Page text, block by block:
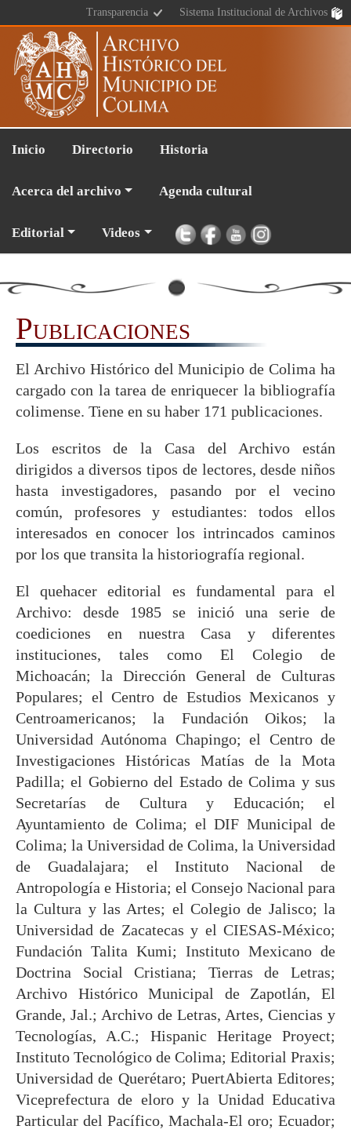
Sistema Institucional de Archivos
Transparencia
Inicio Directorio Historia
Acerca del archivo Agenda cultural
Editorial Videos
Publicaciones
El Archivo Histórico del Municipio de Colima ha
cargado con la tarea de enriquecer la bibliografía
colimense. Tiene en su haber 171 publicaciones.
Los escritos de la Casa del Archivo están
dirigidos a diversos tipos de lectores, desde niños
hasta investigadores, pasando por el vecino
común, profesores y estudiantes: todos ellos
interesados en conocer los intrincados caminos
por los que transita la historiografía regional.
El quehacer editorial es fundamental para el
Archivo: desde 1985 se inició una serie de
coediciones en nuestra Casa y diferentes
instituciones, tales como El Colegio de
Michoacán; la Dirección General de Culturas
Populares; el Centro de Estudios Mexicanos y
Centroamericanos; la Fundación Oikos; la
Universidad Autónoma Chapingo; el Centro de
Investigaciones Históricas Matías de la Mota
Padilla; el Gobierno del Estado de Colima y sus
Secretarías de Cultura y Educación; el
Ayuntamiento de Colima; el DIF Municipal de
Colima; la Universidad de Colima, la Universidad
de Guadalajara; el Instituto Nacional de
Antropología e Historia; el Consejo Nacional para
la Cultura y las Artes; el Colegio de Jalisco; la
Universidad de Zacatecas y el CIESAS-México;
Fundación Talita Kumi; Instituto Mexicano de
Doctrina Social Cristiana; Tierras de Letras;
Archivo Histórico Municipal de Zapotlán, El
Grande, Jal.; Archivo de Letras, Artes, Ciencias y
Tecnologías, A.C.; Hispanic Heritage Proyect;
Instituto Tecnológico de Colima; Editorial Praxis;
Universidad de Querétaro; PuertAbierta Editores;
Viceprefectura de eloro y la Unidad Educativa
Particular del Pacífico, Machala-El oro; Ecuador;